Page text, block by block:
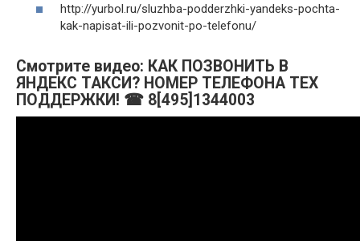
http://yurbol.ru/sluzhba-podderzhki-yandeks-pochta-
kak-napisat-ili-pozvonit-po-telefonu/
Смотрите видео: КАК ПОЗВОНИТЬ В
ЯНДЕКС ТАКСИ? НОМЕР ТЕЛЕФОНА ТЕХ
ПОДДЕРЖКИ! ☎ 8[495]1344003